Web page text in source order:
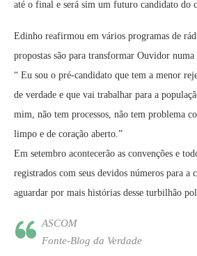
até o final e será sim um futuro candidato do
Edinho reafirmou em vários programas de
propostas são para transformar Ouvidor numa
“ Eu sou o pré-candidato que tem a menor
de verdade e que vai trabalhar para a
mim, não tem processos, não tem problema
limpo e de coração aberto.”
Em setembro acontecerão as convenções e
registrados com seus devidos números para a
aguardar por mais histórias desse turbilhão
ASCOM
Fonte-Blog da Verdade